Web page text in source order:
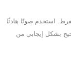
استخدم صوتًا هادئًا
بشكل إيجابي من